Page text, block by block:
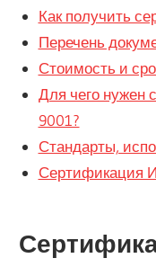
Как получить
Перечень
Стоимость и
Для чего нужен
9001?
Стандарты,
Сертификация